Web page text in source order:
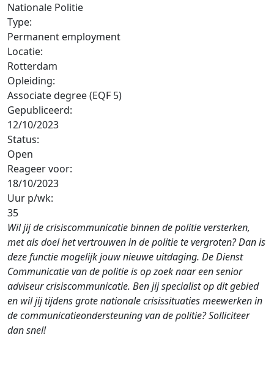
Nationale Politie
Type:
Permanent employment
Locatie:
Rotterdam
Opleiding:
Associate degree (EQF 5)
Gepubliceerd:
12/10/2023
Status:
Open
Reageer voor:
18/10/2023
Uur p/wk:
35
Wil jij de crisiscommunicatie binnen de politie versterken,
met als doel het vertrouwen in de politie te vergroten? Dan is
deze functie mogelijk jouw nieuwe uitdaging. De Dienst
Communicatie van de politie is op zoek naar een senior
adviseur crisiscommunicatie. Ben jij specialist op dit gebied
en wil jij tijdens grote nationale crisissituaties meewerken in
de communicatieondersteuning van de politie? Solliciteer
dan snel!